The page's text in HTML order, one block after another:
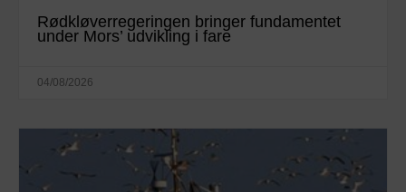
Rødkløverregeringen bringer fundamentet
under Mors’ udvikling i fare
04/08/2026